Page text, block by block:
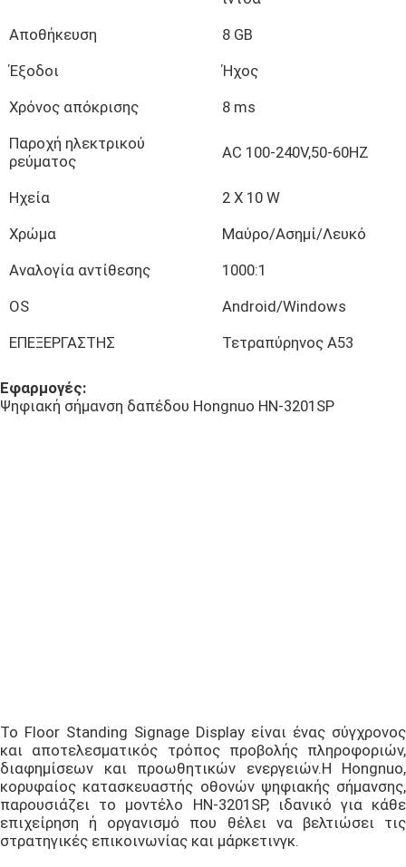
Έξυπνος καθρέφτης ικανότητας
Έξυπνος διαδραστικός πίνακας
Επίδειξη φραγμών LCD
Ψηφιακή επίδειξη παραθύρων συστημάτων
ψηφιακό πλαίσιο φωτογραφιών
Αποθήκευση
8 GB
Έξοδοι
Ήχος
Χρόνος απόκρισης
8 ms
Παροχή ηλεκτρικού
ρεύματος
AC 100-240V,50-60HZ
Ηχεία
2 Χ 10 W
Χρώμα
Μαύρο/Ασημί/Λευκό
Αναλογία αντίθεσης
1000:1
OS
Android/Windows
ΕΠΕΞΕΡΓΑΣΤΗΣ
Τετραπύρηνος A53
Εφαρμογές:
Ψηφιακή σήμανση δαπέδου Hongnuo HN-3201SP
Το Floor Standing Signage Display είναι ένας σύγχρονος
και αποτελεσματικός τρόπος προβολής πληροφοριών,
διαφημίσεων και προωθητικών ενεργειών.Η Hongnuo,
κορυφαίος κατασκευαστής οθονών ψηφιακής σήμανσης,
παρουσιάζει το μοντέλο HN-3201SP, ιδανικό για κάθε
επιχείρηση ή οργανισμό που θέλει να βελτιώσει τις
στρατηγικές επικοινωνίας και μάρκετινγκ.